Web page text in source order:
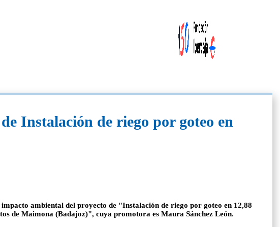
Instalación de riego por goteo en
ambiental del proyecto de "Instalación de riego por goteo en 12,88
de Maimona (Badajoz)", cuya promotora es Maura Sánchez León.